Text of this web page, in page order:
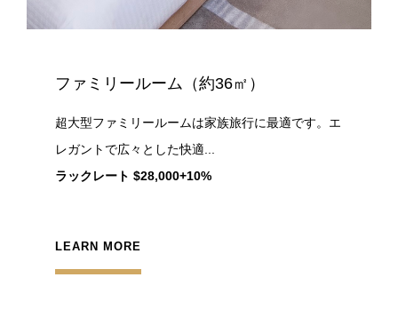
ファミリールーム（約36㎡）
超大型ファミリールームは家族旅行に最適です。エ
レガントで広々とした快適...
ラックレート $28,000+10%
LEARN MORE